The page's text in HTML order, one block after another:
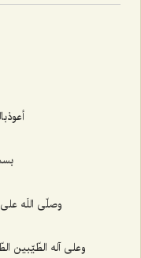
وصلّى اللَه
وعلى آله الطّيّبين